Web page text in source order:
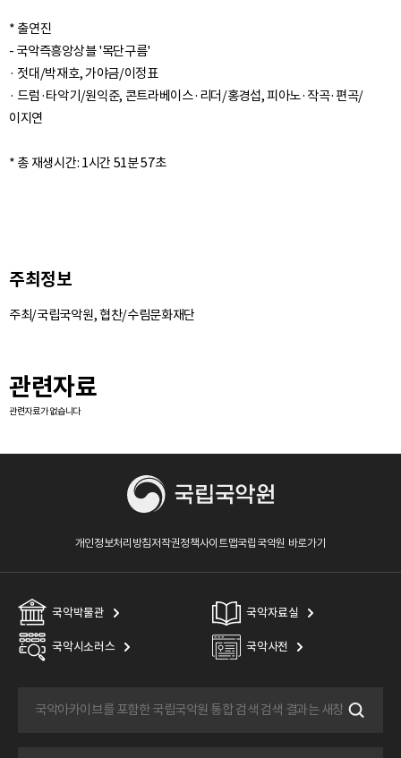
* 출연진
- 국악즉흥앙상블 '목단구름'
· 젓대/박재호, 가야금/이정표
· 드럼·타악기/원익준, 콘트라베이스·리더/홍경섭, 피아노·작곡·편곡/
이지연
* 총 재생시간: 1시간 51분 57초
주최정보
주최/국립국악원, 협찬/수림문화재단
관련자료
관련자료가 없습니다
개인정보처리방침저작권정책사이트맵국립국악원 바로가기
국악박물관 국악자료실
국악시소러스 국악사전